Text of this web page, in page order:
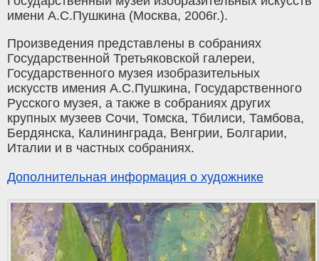
имени А.С.Пушкина (Москва, 2006г.).
Произведения представлены в собраниях
Государственной Третьяковской галереи,
Государственного музея изобразительных
искусств имения А.С.Пушкина, Государственного
Русского музея, а также в собраниях других
крупных музеев Сочи, Томска, Тбилиси, Тамбова,
Бердянска, Калининграда, Венгрии, Болгарии,
Италии и в частных собраниях.
Дополнительная информация о художнике